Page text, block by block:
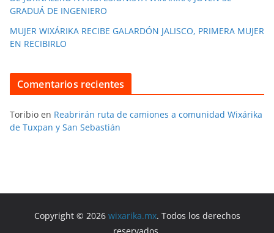
GRADUÁ DE INGENIERO
MUJER WIXÁRIKA RECIBE GALARDÓN JALISCO, PRIMERA MUJER
EN RECIBIRLO
Comentarios recientes
Toribio en Reabrirán ruta de camiones a comunidad Wixárika
de Tuxpan y San Sebastián
Copyright © 2026 wixarika.mx. Todos los derechos